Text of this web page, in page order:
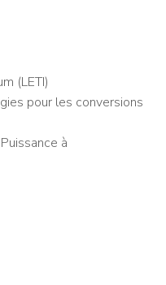
(LETI)
pour les conversions
à